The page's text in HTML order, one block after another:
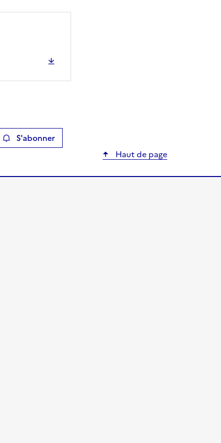
S'abonner
Haut de page